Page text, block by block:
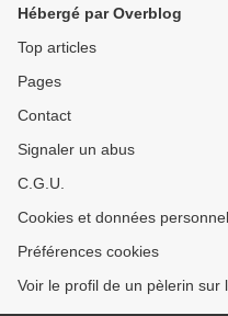
Hébergé par Overblog
Top articles
Pages
Contact
Signaler un abus
C.G.U.
Cookies et données
Préférences cookies
Voir le profil de un pèlerin sur